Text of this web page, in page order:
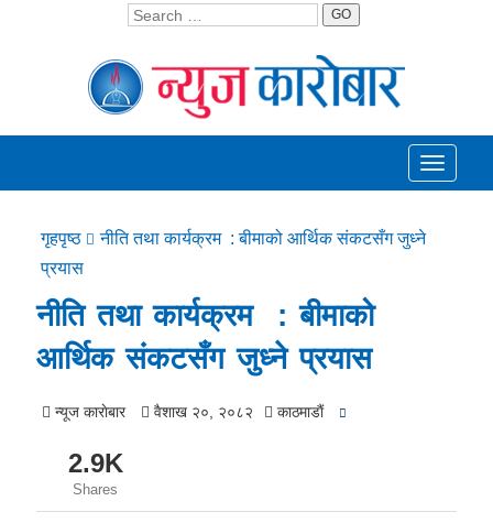
GO
Toggle
गृहपृष्ठ
नीति तथा कार्यक्रम : बीमाको आर्थिक संकटसँग जुध्ने
प्रयास
नीति तथा कार्यक्रम : बीमाको
आर्थिक संकटसँग जुध्ने प्रयास
न्यूज काराेबार वैशाख २०, २०८२ काठमाडाैं
2.9K
Shares